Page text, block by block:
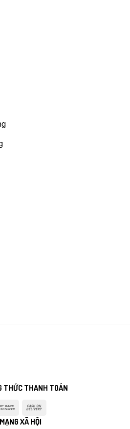
THỨC THANH TOÁN
Bank
Transfer
MẠNG XÃ HỘI